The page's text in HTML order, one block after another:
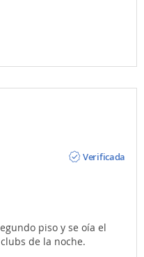
Verificada
piso y se oía el
de la noche.